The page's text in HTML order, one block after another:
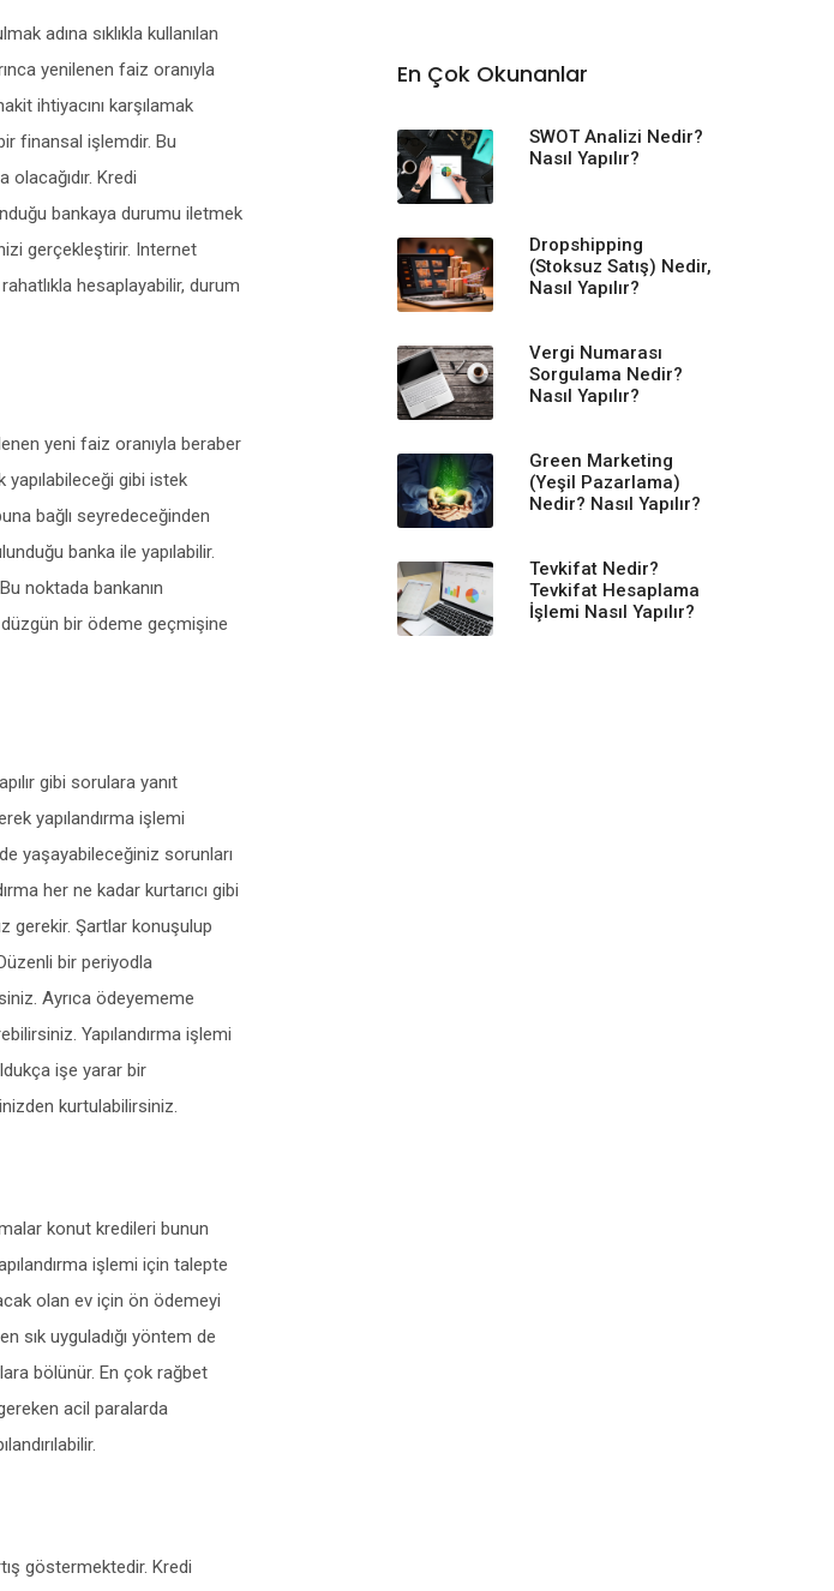
adına sıklıkla kullanılan
yenilenen faiz oranıyla
ihtiyacını karşılamak
finansal işlemdir. Bu
Kredi
bankaya durumu iletmek
gerçekleştirir. Internet
hesaplayabilir, durum
yeni faiz oranıyla beraber
yapılabileceği gibi istek
bağlı seyredeceğinden
banka ile yapılabilir.
noktada bankanın
bir ödeme geçmişine
gibi sorulara yanıt
yapılandırma işlemi
yaşayabileceğiniz sorunları
her ne kadar kurtarıcı gibi
gerekir. Şartlar konuşulup
bir periyodla
Ayrıca ödeyememe
Yapılandırma işlemi
işe yarar bir
kurtulabilirsiniz.
konut kredileri bunun
işlemi için talepte
olan ev için ön ödemeyi
sık uyguladığı yöntem de
bölünür. En çok rağbet
acil paralarda
göstermektedir. Kredi
En Çok Okunanlar
SWOT Analizi Nedir?
Nasıl Yapılır?
Dropshipping
(Stoksuz Satış) Nedir,
Nasıl Yapılır?
Vergi Numarası
Sorgulama Nedir?
Nasıl Yapılır?
Green Marketing
(Yeşil Pazarlama)
Nedir? Nasıl Yapılır?
Tevkifat Nedir?
Tevkifat Hesaplama
İşlemi Nasıl Yapılır?